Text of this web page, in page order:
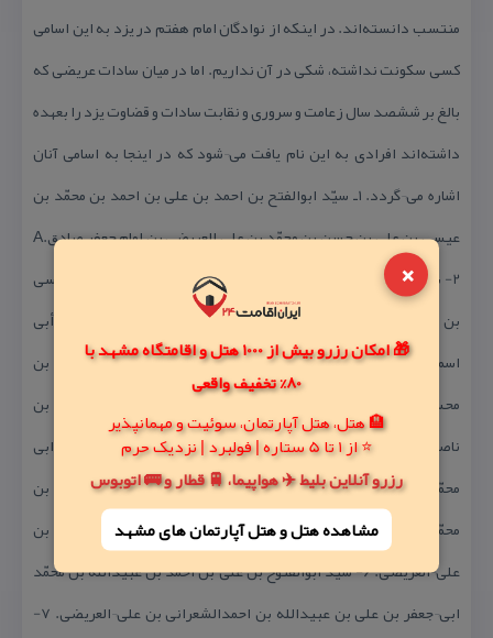
×
🎁 امکان رزرو بیش از 1000 هتل و اقامتگاه مشهد با
80% تخفیف واقعی
🏨 هتل، هتل آپارتمان، سوئیت و مهمانپذیر
⭐ از 1 تا 5 ستاره | فولبرد | نزدیک حرم
رزرو آنلاین بلیط ✈️ هواپیما، 🚆 قطار و 🚌 اتوبوس
مشاهده هتل و هتل‌ آپارتمان های مشهد
منتسب دانسته‌اند. در اینكه از نوادگان امام هفتم در یزد به این اسامی
كسی سكونت نداشته، شكی در آن نداریم. اما در میان سادات عریضی كه
بالغ بر ششصد سال زعامت و سروری و نقابت سادات و قضاوت یزد را بعهده
داشته‌اند افرادی به این نام یافت می¬شود كه در اینجا به اسامی آنان
اشاره می¬گردد. ۱ـ سیّد ابوالفتح بن احمد بن علی بن احمد بن محمّد بن
عیسی بن علی بن حسن بن محمّد بن علی العریضی بن امام جعفر صادقA.
2- سیّد ابوالفتح عریضی بن احمد بن محمّد بن حسن بن موسی بن عیسی
بن محمّد بن علی العریضی. ۳- سیّد ابوالفتوح محمّد بن المرتضی أبی
اسماعیل بن اسماعیل بن محمّد بن علی بن علی بن عیسی بن محمّد بن
محسن بن محمّد بن عیسی بن محمّد بن علی¬العریضی. ۴- سیّد فتح بن
ناصر بن ابی منصور بن محمّدالمظفر بن محمّد ابی¬جعفر بن حسن بن ابی
محمّد جعفر بن حسن بن علی-العریضی. ۵- سیّد جعفر ابی¬الفتح بن
محمّدالمظفر بن محمّد بن حسن بن ابی¬محمّد طهر بن جعفر بن حسن بن
علی¬العریضی. ۶- سیّد ابوالفتوح بن علی بن احمد بن عبیدالله بن محمّد
ابی¬جعفر بن علی بن عبیدالله بن احمدالشعرانی بن علی¬العریضی. ۷-